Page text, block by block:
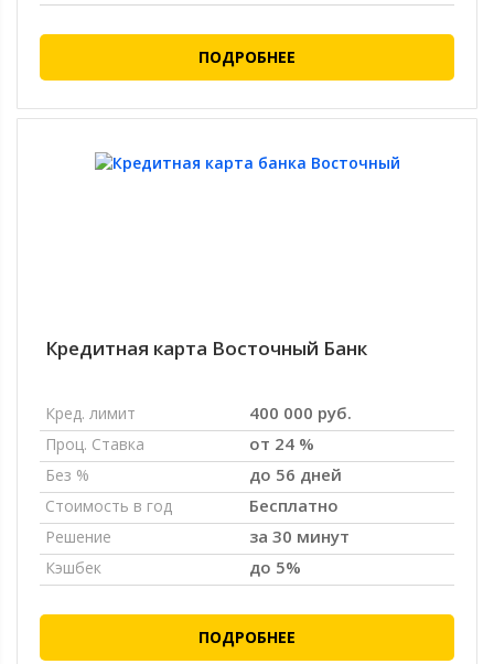
ПОДРОБНЕЕ
Кредитная карта Восточный Банк
Кред. лимит 400 000 руб.
Проц. Ставка от 24 %
Без % до 56 дней
Стоимость в год Бесплатно
Решение за 30 минут
Кэшбек до 5%
ПОДРОБНЕЕ